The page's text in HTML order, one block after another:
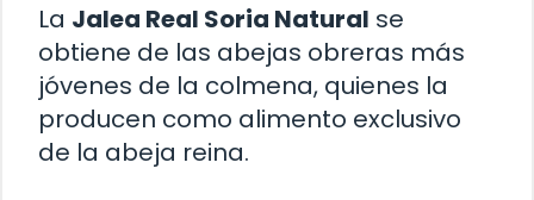
La Jalea Real Soria Natural se
obtiene de las abejas obreras más
jóvenes de la colmena, quienes la
producen como alimento exclusivo
de la abeja reina.